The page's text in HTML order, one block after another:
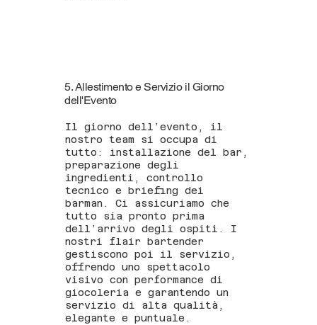
5. Allestimento e Servizio il Giorno
dell'Evento
Il giorno dell’evento, il
nostro team si occupa di
tutto: installazione del bar,
preparazione degli
ingredienti, controllo
tecnico e briefing dei
barman. Ci assicuriamo che
tutto sia pronto prima
dell’arrivo degli ospiti. I
nostri flair bartender
gestiscono poi il servizio,
offrendo uno spettacolo
visivo con performance di
giocoleria e garantendo un
servizio di alta qualità,
elegante e puntuale.